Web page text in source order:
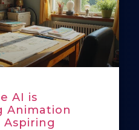
AI is
Animation